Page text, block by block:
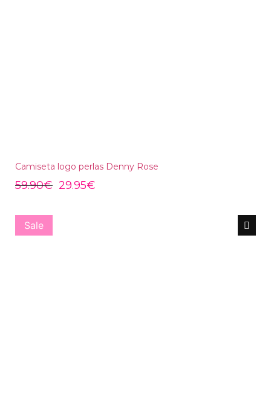
Camiseta logo perlas Denny Rose
59.90€ 29.95€
Sale